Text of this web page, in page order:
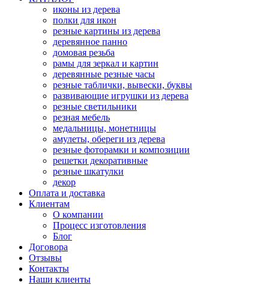
иконы из дерева
полки для икон
резные картины из дерева
деревянное панно
домовая резьба
рамы для зеркал и картин
деревянные резные часы
резные таблички, вывески, буквы
развивающие игрушки из дерева
резные светильники
резная мебель
медальницы, монетницы
амулеты, обереги из дерева
резные фоторамки и композиции
решетки декоративные
резные шкатулки
декор
Оплата и доставка
Клиентам
О компании
Процесс изготовления
Блог
Договора
Отзывы
Контакты
Наши клиенты